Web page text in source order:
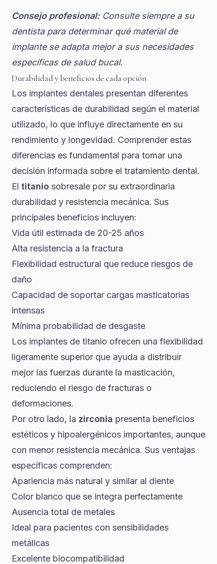
Consejo profesional: Consulte siempre a su
dentista para determinar qué material de
implante se adapta mejor a sus necesidades
específicas de salud bucal.
Durabilidad y beneficios de cada opción
Los implantes dentales presentan diferentes
características de durabilidad según el material
utilizado, lo que influye directamente en su
rendimiento y longevidad. Comprender estas
diferencias es fundamental para tomar una
decisión informada sobre el tratamiento dental.
El titanio sobresale por su extraordinaria
durabilidad y resistencia mecánica. Sus
principales beneficios incluyen:
Vida útil estimada de 20-25 años
Alta resistencia a la fractura
Flexibilidad estructural que reduce riesgos de
daño
Capacidad de soportar cargas masticatorias
intensas
Mínima probabilidad de desgaste
Los implantes de titanio ofrecen una flexibilidad
ligeramente superior que ayuda a distribuir
mejor las fuerzas durante la masticación,
reduciendo el riesgo de fracturas o
deformaciones.
Por otro lado, la zirconia presenta beneficios
estéticos y hipoalergénicos importantes, aunque
con menor resistencia mecánica. Sus ventajas
específicas comprenden:
Apariencia más natural y similar al diente
Color blanco que se integra perfectamente
Ausencia total de metales
Ideal para pacientes con sensibilidades
metálicas
Excelente biocompatibilidad